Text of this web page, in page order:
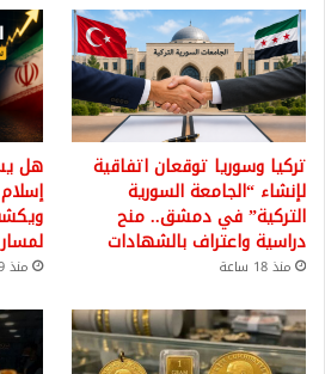
تركيا وسوريا توقعان اتفاقية
لإنشاء “الجامعة السورية
التركية” في دمشق.. منح
دراسية واعتراف بالشهادات
منذ 18 ساعة
هل
منذ 19 ساعة